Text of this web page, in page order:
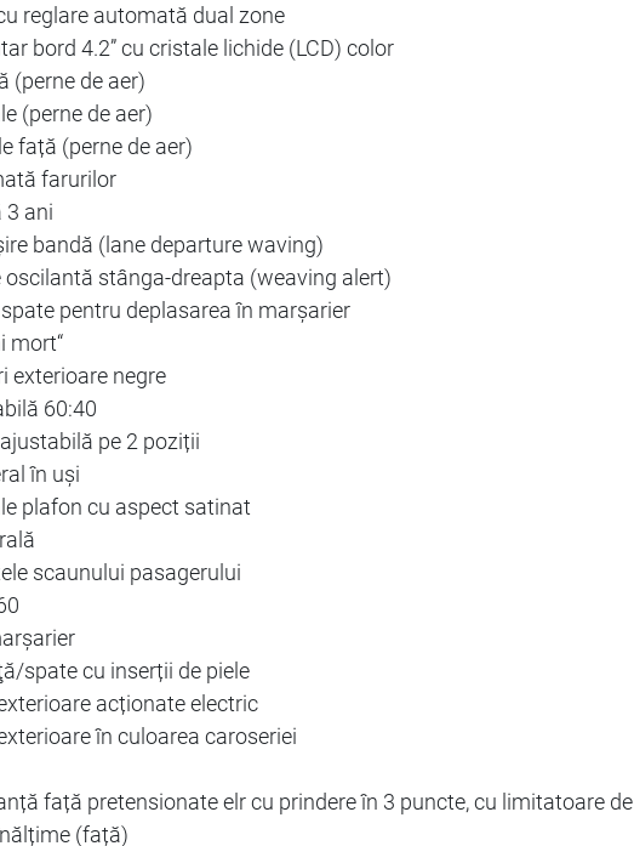
reglare automată dual zone
bord 4.2” cu cristale lichide (LCD) color
(perne de aer)
(perne de aer)
față (perne de aer)
farurilor
3 ani
bandă (lane departure waving)
oscilantă stânga-dreapta (weaving alert)
pentru deplasarea în marșarier
mort“
exterioare negre
60:40
pe 2 poziții
în uși
plafon cu aspect satinat
scaunului pasagerului
spate cu inserții de piele
acționate electric
în culoarea caroseriei
față pretensionate elr cu prindere în 3 puncte, cu limitatoare de
(față)